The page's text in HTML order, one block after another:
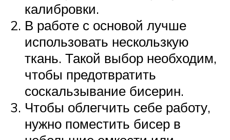
калибровки.
В работе с основой лучше
использовать нескользкую
ткань. Такой выбор необходим,
чтобы предотвратить
соскальзывание бисерин.
Чтобы облегчить себе работу,
нужно поместить бисер в